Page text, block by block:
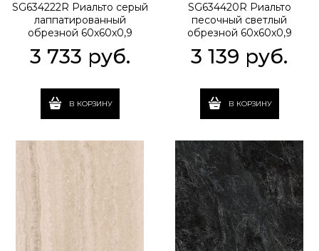
SG634222R Риальто серый
лаппатированный
обрезной 60x60x0,9
3 733 руб.
В КОРЗИНУ
SG634420R Риальто
песочный светлый
обрезной 60x60x0,9
3 139 руб.
В КОРЗИНУ